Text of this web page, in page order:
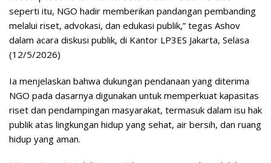
seperti itu, NGO hadir memberikan pandangan pembanding
melalui riset, advokasi, dan edukasi publik,” tegas Ashov
dalam acara diskusi publik, di Kantor LP3ES Jakarta, Selasa
(12/5/2026)
Ia menjelaskan bahwa dukungan pendanaan yang diterima
NGO pada dasarnya digunakan untuk memperkuat kapasitas
riset dan pendampingan masyarakat, termasuk dalam isu hak
publik atas lingkungan hidup yang sehat, air bersih, dan ruang
hidup yang aman.